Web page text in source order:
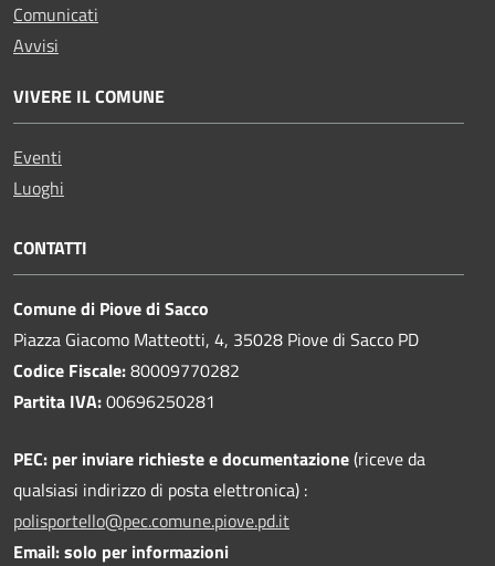
Comunicati
Avvisi
VIVERE IL COMUNE
Eventi
Luoghi
CONTATTI
Comune di Piove di Sacco
Piazza Giacomo Matteotti, 4, 35028 Piove di Sacco PD
Codice Fiscale:80009770282
Partita IVA:00696250281
PEC: per inviare richieste e documentazione(riceve da
qualsiasi indirizzo di posta elettronica) :
polisportello@pec.comune.piove.pd.it
Email: solo per informazioni